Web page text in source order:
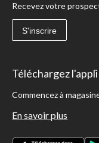
Recevez votre
S'inscrire
Téléchargez l'appli
Commencez à
En savoir plus